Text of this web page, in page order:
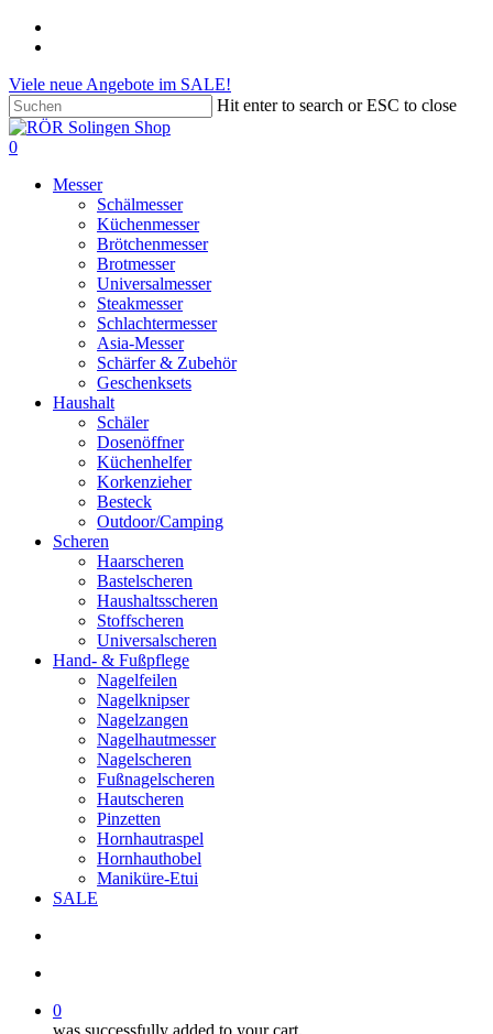
Skip
content
Viele neue Angebote im SALE!
Hit enter to search or ESC to close
Close
Search
search
account
0
Messer
Schälmesser
Küchenmesser
Brötchenmesser
Brotmesser
Universalmesser
Steakmesser
Schlachtermesser
Asia-Messer
Schärfer & Zubehör
Geschenksets
Haushalt
Schäler
Dosenöffner
Küchenhelfer
Korkenzieher
Besteck
Outdoor/Camping
Scheren
Haarscheren
Bastelscheren
Haushaltsscheren
Stoffscheren
Universalscheren
Hand- & Fußpflege
Nagelfeilen
Nagelknipser
Nagelzangen
Nagelhautmesser
Nagelscheren
Fußnagelscheren
Hautscheren
Pinzetten
Hornhautraspel
Hornhauthobel
Maniküre-Etui
SALE
0
was successfully added to your cart.